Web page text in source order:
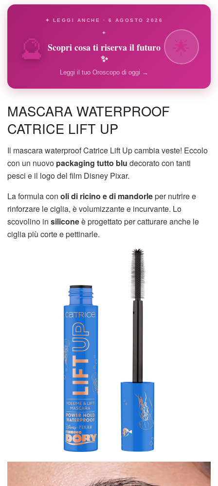
🔮
✦ LEGGI ANCHE · 6 AGOSTO 2026
✦
Scopri cosa ti riserva il futuro
✨
Leggi il tuo Oroscopo di oggi →
MASCARA WATERPROOF
CATRICE LIFT UP
Il mascara waterproof Catrice Lift Up cambia veste! Eccolo
con un nuovo packaging tutto blu decorato con tanti
pesci e il logo del film Disney Pixar.
La formula con oli di ricino e di mandorleper nutrire e
rinforzare le ciglia, è volumizzante e incurvante. Lo
scovolino in siliconeè progettato per catturare anche le
ciglia più corte e pettinarle.